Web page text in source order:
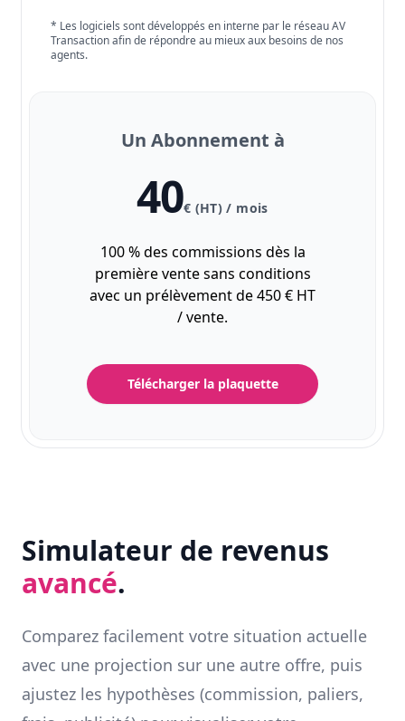
* Les logiciels sont développés en interne par le réseau AV
Transaction afin de répondre au mieux aux besoins de nos
agents.
Un Abonnement à
40€ (HT) / mois
100 % des commissions dès la
première vente sans conditions
avec un prélèvement de 450 € HT
/ vente.
Télécharger la plaquette
Simulateur de revenus
avancé.
Comparez facilement votre situation actuelle
avec une projection sur une autre offre, puis
ajustez les hypothèses (commission, paliers,